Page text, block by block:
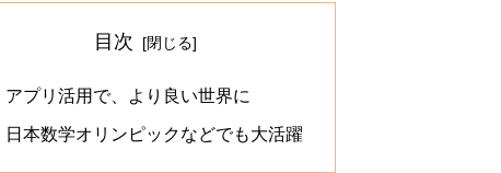
目次
アプリ活用で、より良い世界に
日本数学オリンピックなどでも大活躍